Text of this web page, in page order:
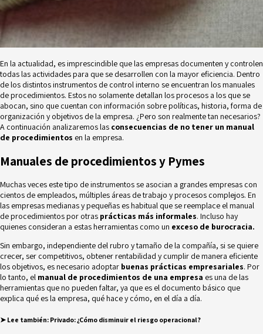
En la actualidad, es imprescindible que las empresas documenten y controlen
todas las actividades para que se desarrollen con la mayor eficiencia. Dentro
de los distintos instrumentos de control interno se encuentran los manuales
de procedimientos. Estos no solamente detallan los procesos a los que se
abocan, sino que cuentan con información sobre políticas, historia, forma de
organización y objetivos de la empresa. ¿Pero son realmente tan necesarios?
A continuación analizaremos las consecuencias de no tener un manual
de procedimientos en la empresa.
Manuales de procedimientos y Pymes
Muchas veces este tipo de instrumentos se asocian a grandes empresas con
cientos de empleados, múltiples áreas de trabajo y procesos complejos. En
las empresas medianas y pequeñas es habitual que se reemplace el manual
de procedimientos por otras prácticas más informales. Incluso hay
quienes consideran a estas herramientas como un exceso de burocracia.
Sin embargo, independiente del rubro y tamaño de la compañía, si se quiere
crecer, ser competitivos, obtener rentabilidad y cumplir de manera eficiente
los objetivos, es necesario adoptar buenas prácticas empresariales. Por
lo tanto, el manual de procedimientos de una empresa es una de las
herramientas que no pueden faltar, ya que es el documento básico que
explica qué es la empresa, qué hace y cómo, en el día a día.
➤ Lee también: Privado: ¿Cómo disminuir el riesgo operacional?